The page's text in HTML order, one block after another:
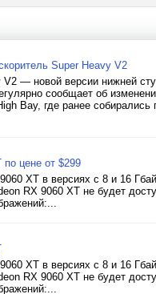
Super Heavy V2
V2 — новой версии нижней
сообщает об
Bay, где ранее
по цене от $299
XT в версиях с 8 и 16
RX 9060 XT не будет
XT в версиях с 8 и 16
RX 9060 XT не будет